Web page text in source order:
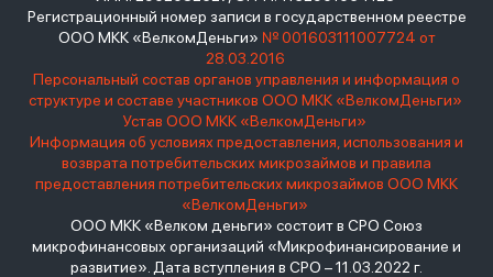
Регистрационный номер записи в государственном реестре
ООО МКК «ВелкомДеньги» № 001603111007724 от
28.03.2016
Персональный состав органов управления и информация о
структуре и составе участников ООО МКК «ВелкомДеньги»
Устав ООО МКК «ВелкомДеньги»
Информация об условиях предоставления, использования и
возврата потребительских микрозаймов и правила
предоставления потребительских микрозаймов ООО МКК
«ВелкомДеньги»
ООО МКК «Велком деньги» состоит в СРО Союз
микрофинансовых организаций «Микрофинансирование и
развитие». Дата вступления в СРО – 11.03.2022 г.